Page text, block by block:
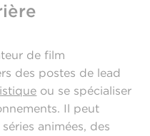
de film
des postes de lead
ou se spécialiser
Il peut
animées, des